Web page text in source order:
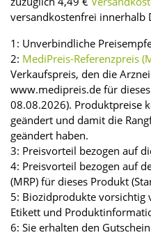
versandkostenfrei innerhalb
1: Unverbindliche
2: MediPreis-Referenzpreis
Verkaufspreis, den die
www.medipreis.de für
08.08.2026). Produktpreise
geändert und damit die
geändert haben.
3: Preisvorteil bezogen auf
4: Preisvorteil bezogen auf
(MRP) für dieses Produkt
5: Biozidprodukte vorsichtig
Etikett und
6: Sie erhalten den